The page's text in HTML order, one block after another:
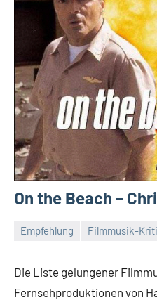
On the Beach –
Empfehlung Filmmusik-
Die Liste gelungener
Fernsehproduktionen von